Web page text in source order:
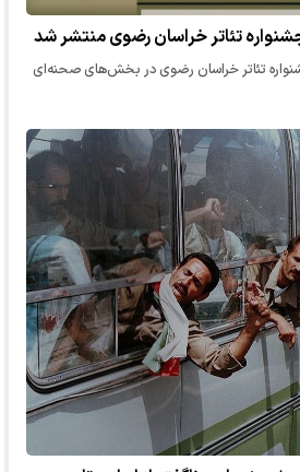
تئاتر خراسان رضوی منتشر شد
تئاتر خراسان رضوی در بخش‌های صحنه‌ای